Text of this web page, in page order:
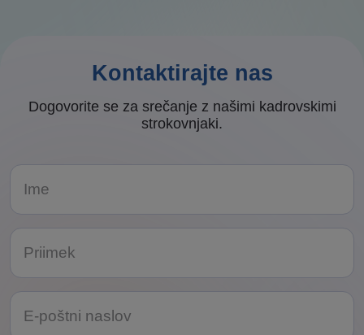
Kontaktirajte nas
Dogovorite se za srečanje z našimi kadrovskimi
strokovnjaki.